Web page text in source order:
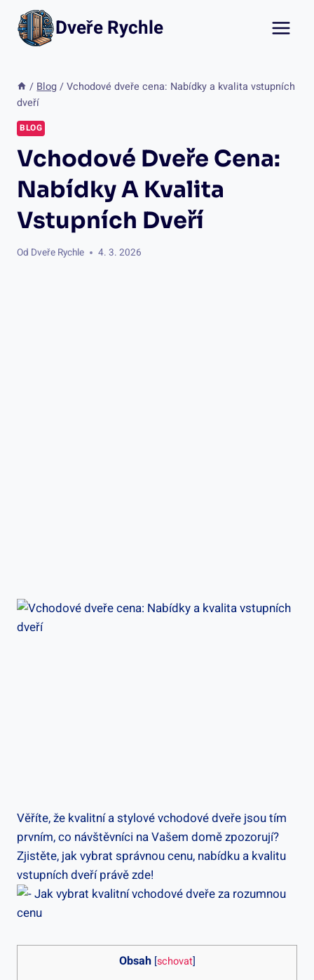
Přeskočit
obsah
Dveře Rychle
/ Blog / Vchodové dveře cena: Nabídky a kvalita vstupních
dveří
BLOG
Vchodové Dveře Cena:
Nabídky A Kvalita
Vstupních Dveří
Od Dveře Rychle 4. 3. 2026
Věříte, že⁢ kvalitní a stylové ​vchodové ⁢dveře jsou tím
prvním, co návštěvníci na Vašem domě⁣ zpozorují?
Zjistěte, jak vybrat ​správnou cenu,​ nabídku a kvalitu
vstupních dveří právě zde!
Obsah [schovat]